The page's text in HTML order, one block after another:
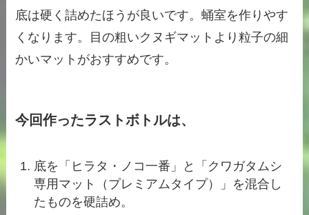
底は硬く詰めたほうが良いです。蛹室を作りやす
くなります。目の粗いクヌギマットより粒子の細
かいマットがおすすめです。
今回作ったラストボトルは、
底を「ヒラタ・ノコ一番」と「クワガタムシ
専用マット（プレミアムタイプ）」を混合し
たものを硬詰め。